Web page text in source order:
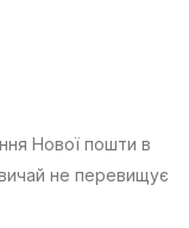
Нової пошти в
не перевищує